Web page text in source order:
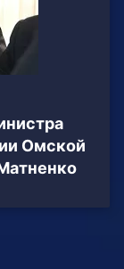
Омской